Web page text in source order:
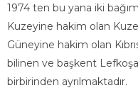
1974 ten bu yana iki
Kuzeyine hakim olan
Güneyine hakim olan
bilinen ve başkent
birbirinden ayrılmaktadır.